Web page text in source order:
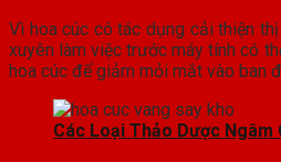
Vì hoa cúc có tác dụng cải thiện
xuyên làm việc trước máy tính có
hoa cúc để giảm mỏi mắt vào ban
Các Loại Thảo Dược Ngâm